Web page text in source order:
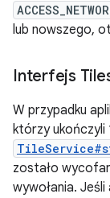
lub nowszego,
Interfejs
W przypadku
którzy ukończyli
zostało
wywołania.